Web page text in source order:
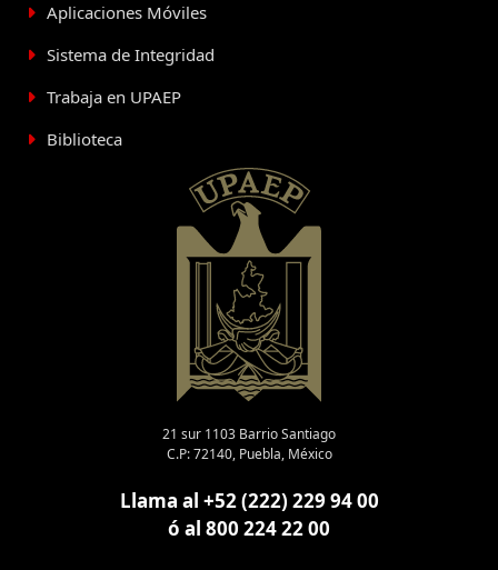
Aplicaciones Móviles
Sistema de Integridad
Trabaja en UPAEP
Biblioteca
21 sur 1103 Barrio Santiago
C.P: 72140, Puebla, México
Llama al +52 (222) 229 94 00
ó al 800 224 22 00